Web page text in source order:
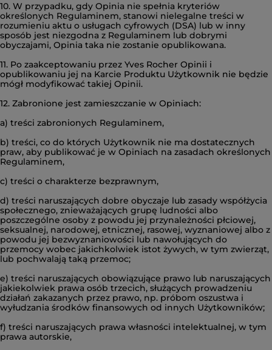
10. W przypadku, gdy Opinia nie spełnia kryteriów
określonych Regulaminem, stanowi nielegalne treści w
rozumieniu aktu o usługach cyfrowych (DSA) lub w inny
sposób jest niezgodna z Regulaminem lub dobrymi
obyczajami, Opinia taka nie zostanie opublikowana.
11. Po zaakceptowaniu przez Yves Rocher Opinii i
opublikowaniu jej na Karcie Produktu Użytkownik nie będzie
mógł modyfikować takiej Opinii.
12. Zabronione jest zamieszczanie w Opiniach:
a) treści zabronionych Regulaminem,
b) treści, co do których Użytkownik nie ma dostatecznych
praw, aby publikować je w Opiniach na zasadach określonych
Regulaminem,
c) treści o charakterze bezprawnym,
d) treści naruszających dobre obyczaje lub zasady współżycia
społecznego, znieważających grupę ludności albo
poszczególne osoby z powodu jej przynależności płciowej,
seksualnej, narodowej, etnicznej, rasowej, wyznaniowej albo z
powodu jej bezwyznaniowości lub nawołujących do
przemocy wobec jakichkolwiek istot żywych, w tym zwierząt,
lub pochwalają taką przemoc;
e) treści naruszających obowiązujące prawo lub naruszających
jakiekolwiek prawa osób trzecich, służących prowadzeniu
działań zakazanych przez prawo, np. próbom oszustwa i
wyłudzania środków finansowych od innych Użytkowników;
f) treści naruszających prawa własności intelektualnej, w tym
prawa autorskie,